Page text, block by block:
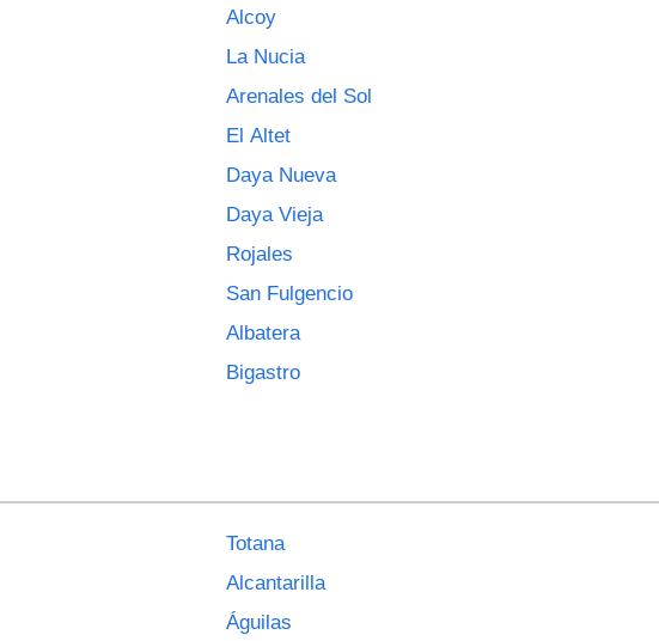
Alcoy
La Nucia
Arenales del Sol
El Altet
Daya Nueva
Daya Vieja
Rojales
San Fulgencio
Albatera
Bigastro
Totana
Alcantarilla
Águilas